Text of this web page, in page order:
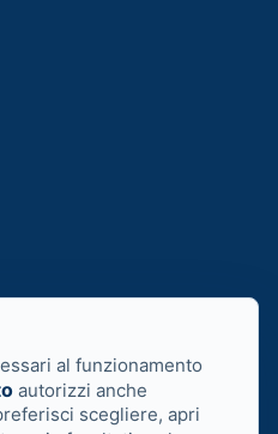
al funzionamento
autorizzi anche
scegliere, apri